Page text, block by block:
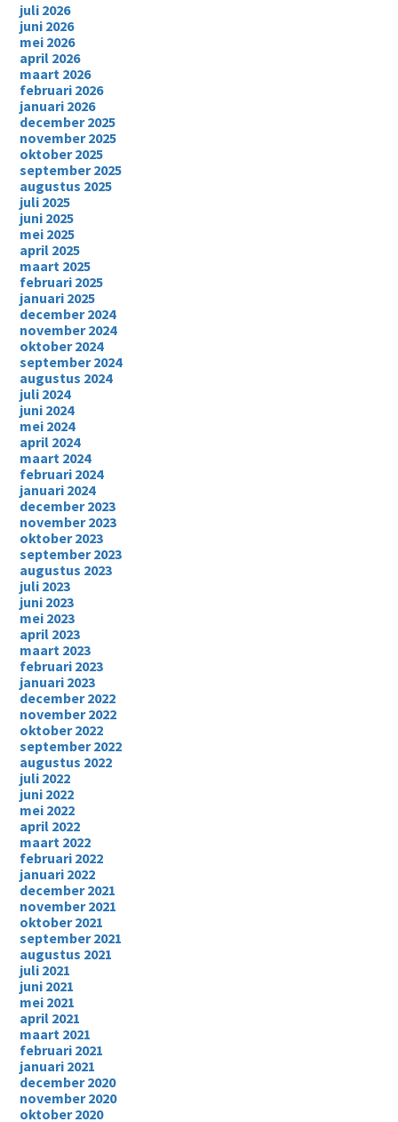
juli 2026
juni 2026
mei 2026
april 2026
maart 2026
februari 2026
januari 2026
december 2025
november 2025
oktober 2025
september 2025
augustus 2025
juli 2025
juni 2025
mei 2025
april 2025
maart 2025
februari 2025
januari 2025
december 2024
november 2024
oktober 2024
september 2024
augustus 2024
juli 2024
juni 2024
mei 2024
april 2024
maart 2024
februari 2024
januari 2024
december 2023
november 2023
oktober 2023
september 2023
augustus 2023
juli 2023
juni 2023
mei 2023
april 2023
maart 2023
februari 2023
januari 2023
december 2022
november 2022
oktober 2022
september 2022
augustus 2022
juli 2022
juni 2022
mei 2022
april 2022
maart 2022
februari 2022
januari 2022
december 2021
november 2021
oktober 2021
september 2021
augustus 2021
juli 2021
juni 2021
mei 2021
april 2021
maart 2021
februari 2021
januari 2021
december 2020
november 2020
oktober 2020